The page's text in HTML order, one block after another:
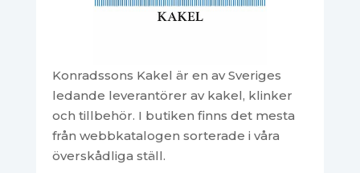
Konradssons Kakel är en av Sveriges
ledande leverantörer av kakel, klinker
och tillbehör. I butiken finns det mesta
från webbkatalogen sorterade i våra
överskådliga ställ.